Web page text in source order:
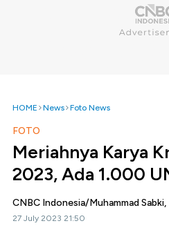
HOME News Foto News
FOTO
Meriahnya Karya
2023, Ada 1.000
CNBC Indonesia/Muhammad Sabki,
27 July 2023 21:50